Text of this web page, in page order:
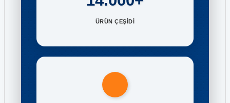
ÜRÜN ÇEŞİDİ